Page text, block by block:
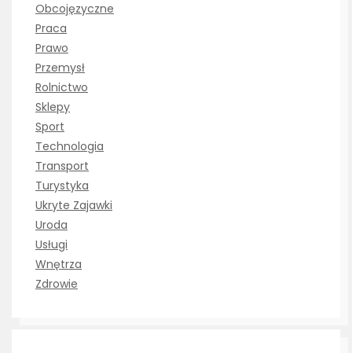
Obcojęzyczne
Praca
Prawo
Przemysł
Rolnictwo
Sklepy
Sport
Technologia
Transport
Turystyka
Ukryte Zajawki
Uroda
Usługi
Wnętrza
Zdrowie